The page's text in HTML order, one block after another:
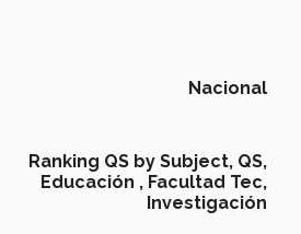
Nacional
Ranking QS by Subject, QS,
Educación , Facultad Tec,
Investigación